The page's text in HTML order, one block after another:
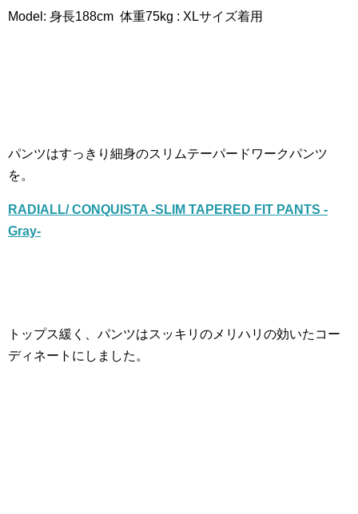
Model: 身長188cm 体重75kg : XLサイズ着用
パンツはすっきり細身のスリムテーパードワークパンツ
を。
RADIALL/ CONQUISTA -SLIM TAPERED FIT PANTS -
Gray-
トップス緩く、パンツはスッキリのメリハリの効いたコー
ディネートにしました。